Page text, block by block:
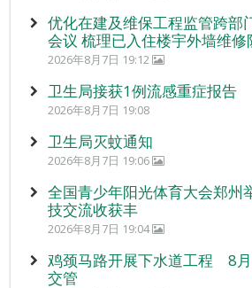
优化在建及维保工程监管跨部
会议 梳理已入住楼宇外墙维
2026年8月7日 19:12
卫生局接获1例流感重症报告
2026年8月7日 19:08
卫生局灭蚊通知
2026年8月7日 19:06
全国青少年阳光体育大会郑州
技交流收获丰
2026年8月7日 19:04
鸡颈马路开展下水道工程 8
交管